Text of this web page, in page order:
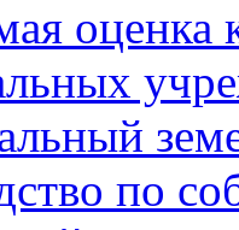
оценка
по